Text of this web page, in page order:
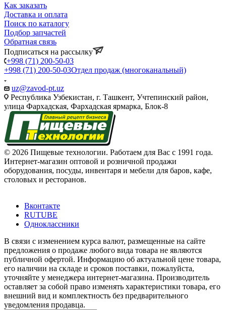
Как заказать
Доставка и оплата
Поиск по каталогу
Подбор запчастей
Обратная связь
Подписаться на рассылку
+998 (71) 200-50-03
+998 (71) 200-50-03Отдел продаж (многоканальный)
uz@zavod-pt.uz
Республика Узбекистан, г. Ташкент, Учтепинский район,
улица Фархадская, Фархадская ярмарка, Блок-8
© 2026 Пищевые технологии. Работаем для Вас с 1991 года.
Интернет-магазин оптовой и розничной продажи
оборудования, посуды, инвентаря и мебели для баров, кафе,
столовых и ресторанов.
Вконтакте
RUTUBE
Одноклассники
В связи с изменением курса валют, размещенные на сайте
предложения о продаже любого вида товара не являются
публичной офертой. Информацию об актуальной цене товара,
его наличии на складе и сроков поставки, пожалуйста,
уточняйте у менеджера интернет-магазина. Производитель
оставляет за собой право изменять характеристики товара, его
внешний вид и комплектность без предварительного
уведомления продавца.